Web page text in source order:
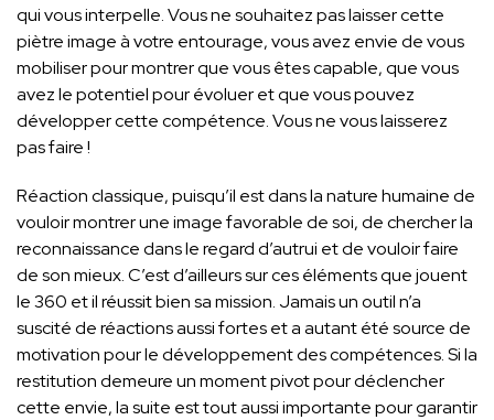
qui vous interpelle. Vous ne souhaitez pas laisser cette
piètre image à votre entourage, vous avez envie de vous
mobiliser pour montrer que vous êtes capable, que vous
avez le potentiel pour évoluer et que vous pouvez
développer cette compétence. Vous ne vous laisserez
pas faire !
Réaction classique, puisqu’il est dans la nature humaine de
vouloir montrer une image favorable de soi, de chercher la
reconnaissance dans le regard d’autrui et de vouloir faire
de son mieux. C’est d’ailleurs sur ces éléments que jouent
le 360 et il réussit bien sa mission. Jamais un outil n’a
suscité de réactions aussi fortes et a autant été source de
motivation pour le développement des compétences. Si la
restitution demeure un moment pivot pour déclencher
cette envie, la suite est tout aussi importante pour garantir